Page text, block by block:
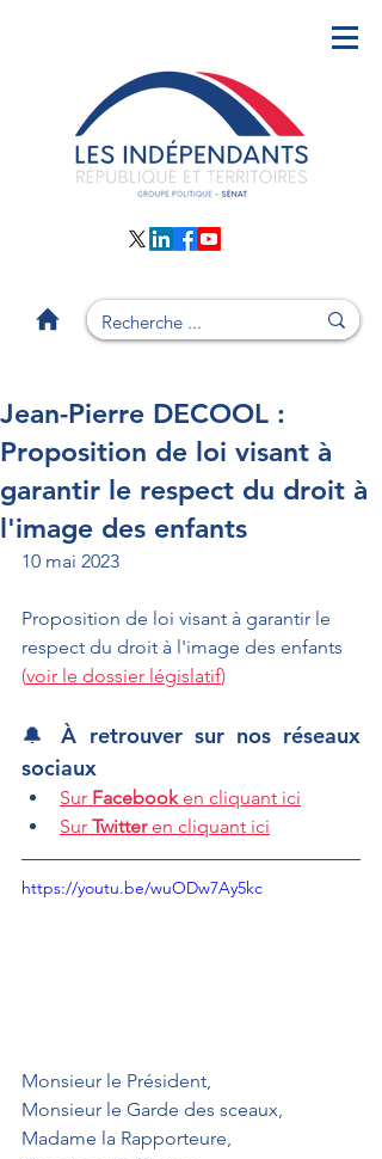
Jean-Pierre DECOOL :
Proposition de loi visant à
garantir le respect du droit à
l'image des enfants
10 mai 2023
Proposition de loi visant à garantir le
respect du droit à l'image des enfants
(voir le dossier législatif)
🔔 À retrouver sur nos réseaux
sociaux
Sur Facebook en cliquant ici
Sur Twitter en cliquant ici
https://youtu.be/wuODw7Ay5kc
Monsieur le Président,
Monsieur le Garde des sceaux,
Madame la Rapporteure,